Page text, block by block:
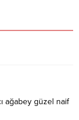
ağabey güzel naif